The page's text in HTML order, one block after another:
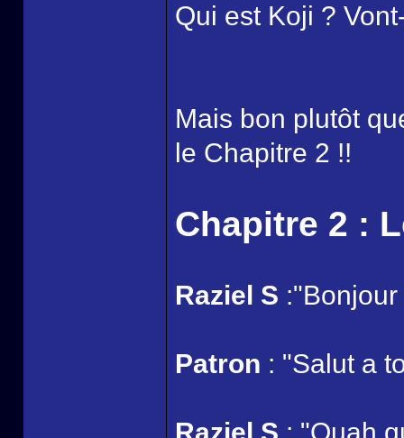
Qui est Koji ?
Mais bon plutôt
le Chapitre 2 !!
Chapitre 2 :
Raziel S
Patron : "Salut a